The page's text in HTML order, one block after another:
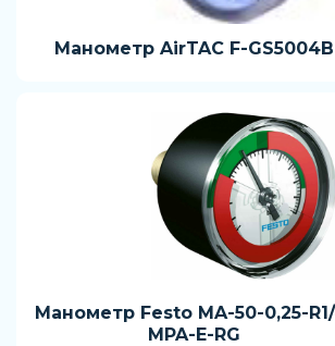
Манометр AirTAC F-GS5004B
Манометр Festo MA-50-0,25-
MPA-E-RG